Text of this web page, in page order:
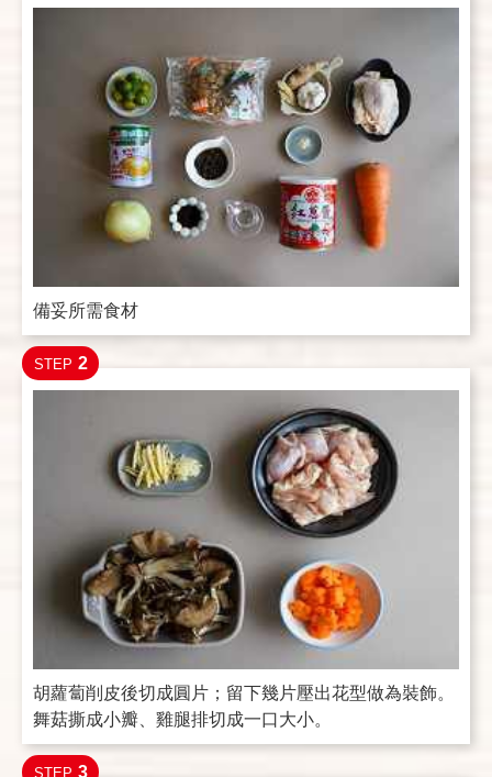
備妥所需食材
STEP 2
胡蘿蔔削皮後切成圓片；留下幾片壓出花型做為裝飾。
舞菇撕成小瓣、雞腿排切成一口大小。
STEP 3